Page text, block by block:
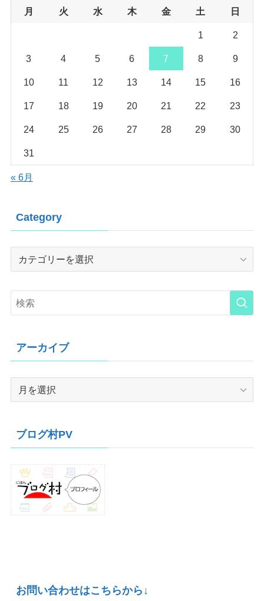
月 火 水 木 金 土 日
1 2
3 4 5 6 7 8 9
10 11 12 13 14 15 16
17 18 19 20 21 22 23
24 25 26 27 28 29 30
31
« 6月
Category
Category
アーカイブ
ブ
ブログ村PV
お問い合わせはこちらから↓